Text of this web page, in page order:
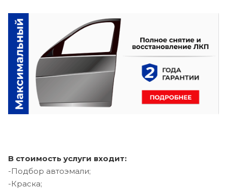
В стоимость услуги входит:
-Подбор автоэмали;
-Краска;